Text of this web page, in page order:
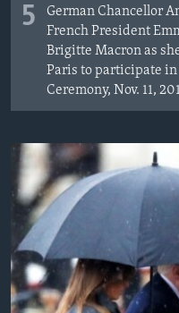
5
German Chancellor
French President
Brigitte Macron as
Paris to participate
Ceremony, Nov. 11,